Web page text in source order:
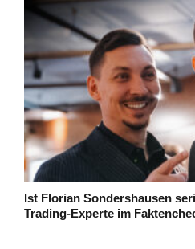
Ist Florian Sondershausen
Trading-Experte im